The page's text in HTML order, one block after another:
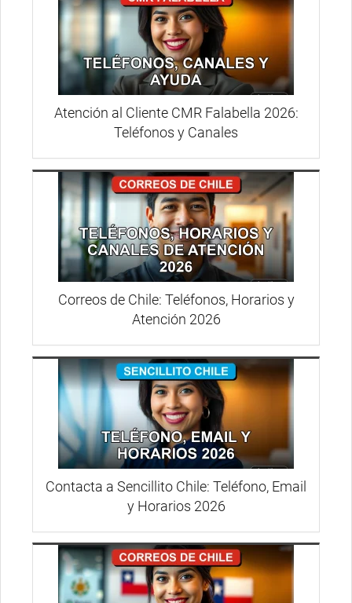
Atención al Cliente CMR Falabella 2026:
Teléfonos y Canales
Correos de Chile: Teléfonos, Horarios y
Atención 2026
Contacta a Sencillito Chile: Teléfono, Email
y Horarios 2026